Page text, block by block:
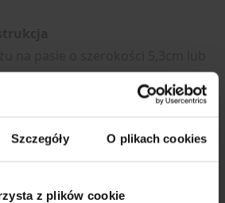
Szczegóły O plikach cookies
z plików cookie
waga